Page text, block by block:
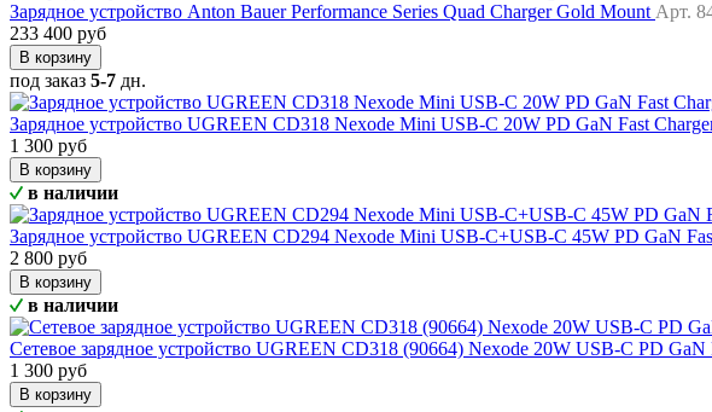
Зарядное устройство Anton Bauer Performance Series Quad Charger Gold MountАрт.
233 400 руб
В корзину
под заказ 5-7 дн.
Зарядное устройство UGREEN CD318 Nexode Mini USB-C 20W PD GaN Fast
1 300 руб
В корзину
в наличии
Зарядное устройство UGREEN CD294 Nexode Mini USB-C+USB-C 45W PD GaN
2 800 руб
В корзину
в наличии
Сетевое зарядное устройство UGREEN CD318 (90664) Nexode 20W USB-C PD GaN
1 300 руб
В корзину